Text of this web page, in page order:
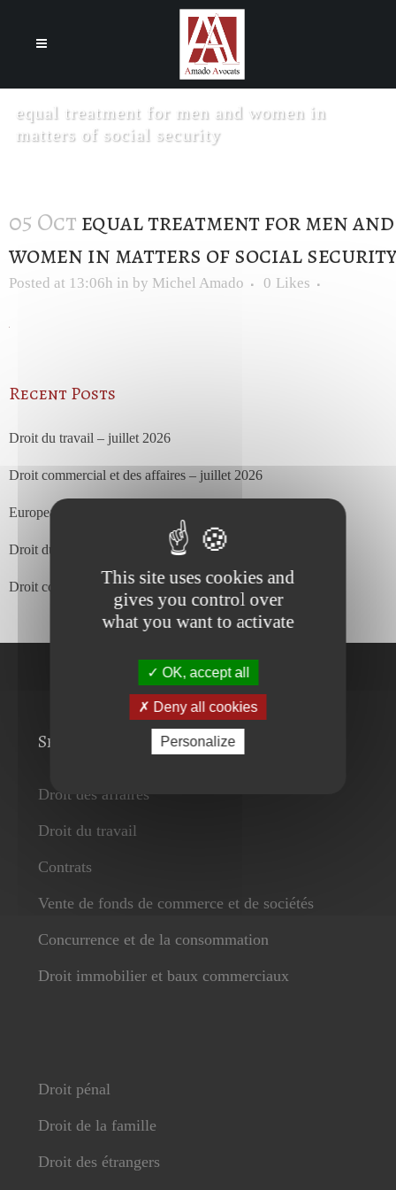
equal treatment for men and women in
matters of social security
05 Octequal treatment for men and
women in matters of social security
Posted at 13:06h in by Michel Amado 0 Likes
Recent Posts
Droit du travail – juillet 2026
Droit commercial et des affaires – juillet 2026
European Court of Justice – july 2026
Droit du travail – juin 2026
Droit commercial et des affaires – juin 2026
Services
Droit des affaires
Droit du travail
Contrats
Vente de fonds de commerce et de sociétés
Concurrence et de la consommation
Droit immobilier et baux commerciaux
Droit pénal
Droit de la famille
Droit des étrangers
This site uses cookies and
gives you control over
what you want to activate
OK, accept all
Deny all cookies
Personalize